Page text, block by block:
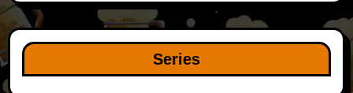
Series